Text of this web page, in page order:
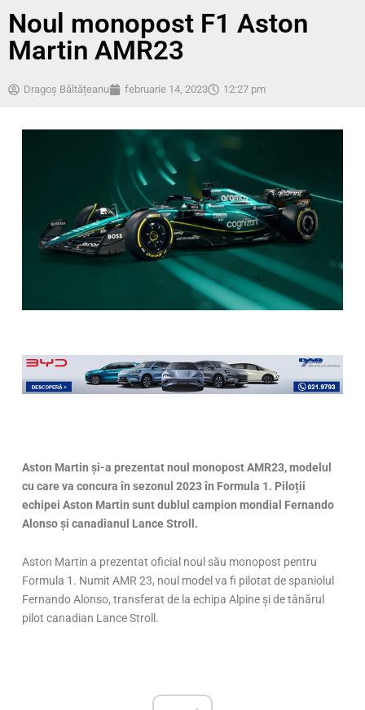
Noul monopost F1 Aston
Martin AMR23
Dragoș Băltățeanu februarie 14, 2023 12:27 pm
Aston Martin și-a prezentat noul monopost AMR23, modelul
cu care va concura în sezonul 2023 în Formula 1. Piloții
echipei Aston Martin sunt dublul campion mondial Fernando
Alonso și canadianul Lance Stroll.
Aston Martin a prezentat oficial noul său monopost pentru
Formula 1. Numit AMR 23, noul model va fi pilotat de spaniolul
Fernando Alonso, transferat de la echipa Alpine și de tânărul
pilot canadian Lance Stroll.